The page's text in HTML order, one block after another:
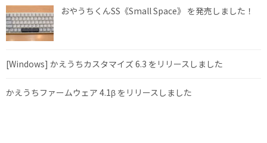
おやうちくんSS《Small Space》 を発売しました！
[Windows] かえうちカスタマイズ 6.3 をリリースしました
かえうちファームウェア 4.1β をリリースしました